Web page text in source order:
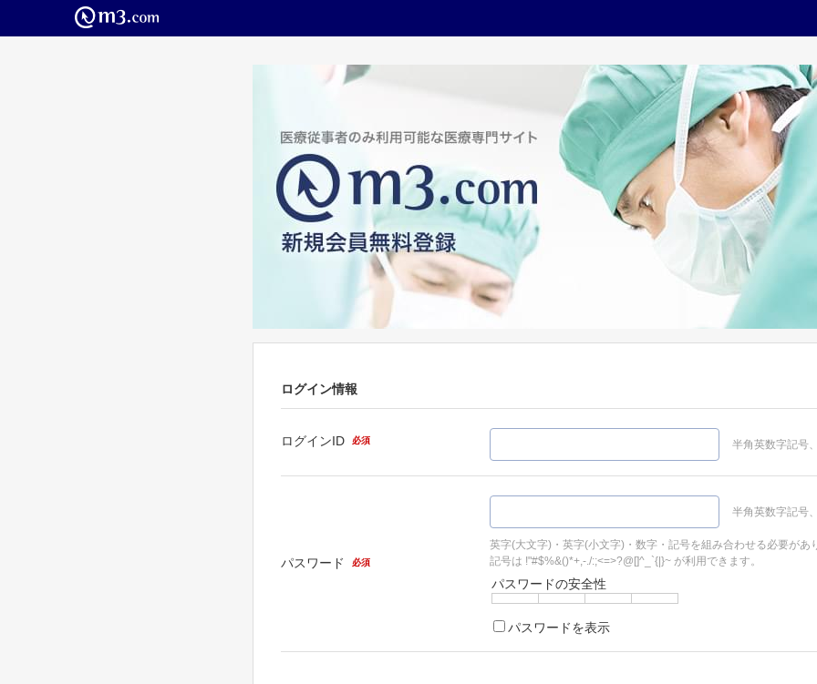
ログイン情報
ログインID 必須 半角英数字記号
パスワード 必須
半角英数字記号
英字(大文字)・英字(小文字)・数字・記号を組み合わせる必要があ
記号は !"#$%&()*+,-./:;<=>?@[]^_`{|}~ が利用できます。
パスワードの安全性
パスワードを表示